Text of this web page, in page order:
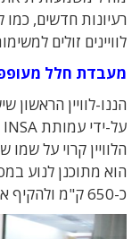
רעיונות חדשים,
לוויינים זולים
מעבדת חלל
הלוויין קרוי על
הוא מתוכנן לנוע
כ-650 ק"מ ולהקיף את כדור הארץ בכל 90 דקות.